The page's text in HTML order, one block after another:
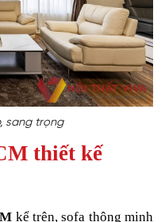
sang trọng
thiết kế
kể trên, sofa thông minh